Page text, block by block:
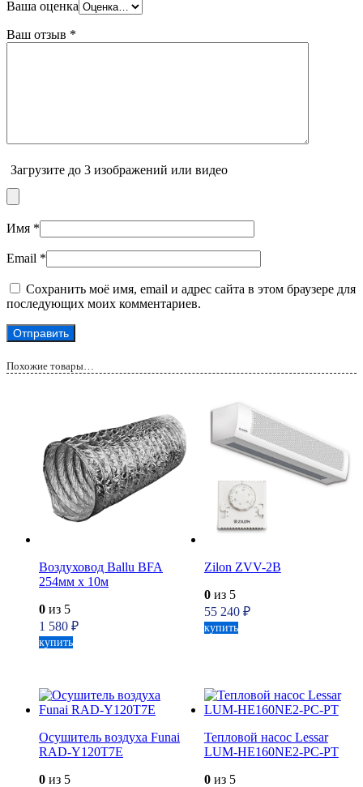
Ваша оценка
Ваш отзыв *
Загрузите до 3 изображений или видео
Имя *
Email *
Сохранить моё имя, email и адрес сайта в этом браузере для
последующих моих комментариев.
Похожие товары…
Воздуховод Ballu BFA
254мм х 10м
0 из 5
1 580 ₽
купить
Zilon ZVV-2B
0из 5
55 240 ₽
купить
Осушитель воздуха Funai
RAD-Y120T7E
0 из 5
Тепловой насос Lessar
LUM-HE160NE2-PC-PT
0из 5